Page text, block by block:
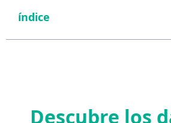
índice
Descubre los